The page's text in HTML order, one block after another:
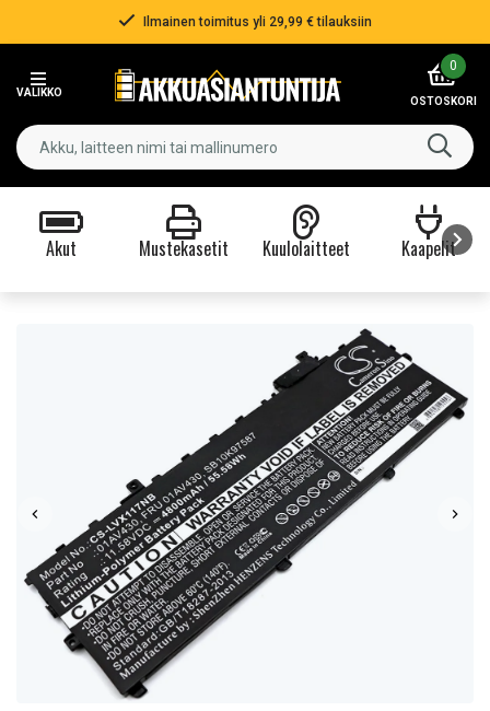
Ilmainen toimitus yli 29,99 € tilauksiin
VALIKKO
0
OSTOSKORI
Akut Mustekasetit Kuulolaitteet Kaapelit